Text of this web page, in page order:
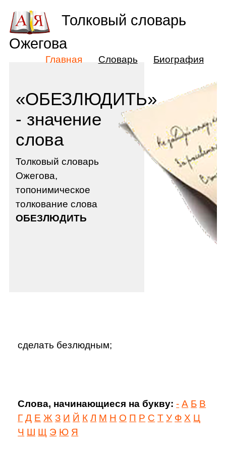
«ОБЕЗЛЮДИТЬ»
- значение
слова
Толковый словарь
Ожегова,
топонимическое
толкование слова
ОБЕЗЛЮДИТЬ
сделать безлюдным;
Слова, начинающиеся на букву: - А Б В
Г Д Е Ж З И Й К Л М Н О П Р С Т У Ф Х Ц
Ч Ш Щ Э Ю Я
Толковый словарь
Ожегова
Главная Словарь Биография